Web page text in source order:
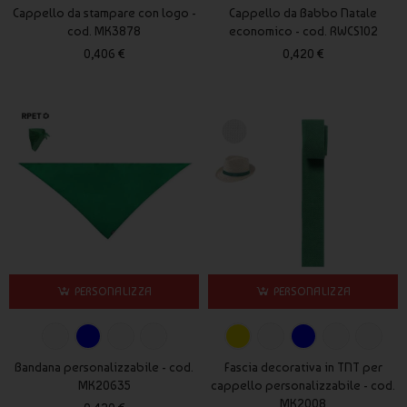
colori e stile del cappellino.
Molte aziende coordinano i cappellini con altri capi
eventi o attività aziendali.
Esempi di utilizzo dei cappellini
personalizzati
I cappellini personalizzati vengono utilizzati in numerosi
contesti promozionali e professionali.
squadre sportive e palestre
eventi aziendali e fiere
campagne promozionali
merchandising di brand
staff temporanei e hostess
Cappello da stampare con logo -
cod. MK3878
0,406 €
Cappello da Babbo Natale
economico - cod. RWCS102
0,420 €
PERSONALIZZA
Bandana personalizzabile - cod.
MK20635
PERSONALIZZA
Fascia decorativa in TNT per
cappello personalizzabile - cod.
MK2008